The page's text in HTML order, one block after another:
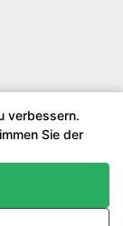
verbessern.
Sie der